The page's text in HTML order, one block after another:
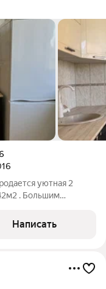
уютная 2
. Большим
же есть еще сис-мы
Написать